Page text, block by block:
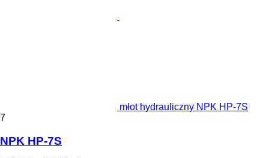
młot hydrauliczny NPK HP-7S
7
NPK HP-7S